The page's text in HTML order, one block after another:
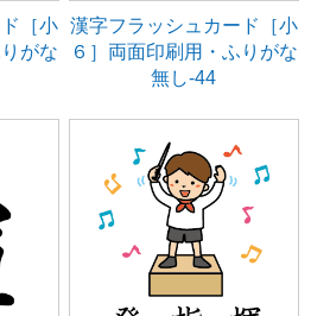
［小
がな
漢字フラッシュカード［小
６］両面印刷用・ふりがな
無し-44